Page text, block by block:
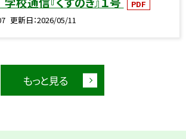
PDF
更新日 2026/05/11
もっと見る